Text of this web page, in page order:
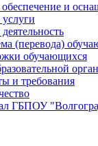
и
(перевода)
обучающихся
и требования
ГБПОУ